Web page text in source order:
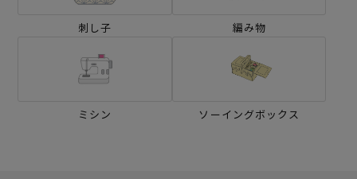
刺し子 編み物
ミシン ソーイングボックス